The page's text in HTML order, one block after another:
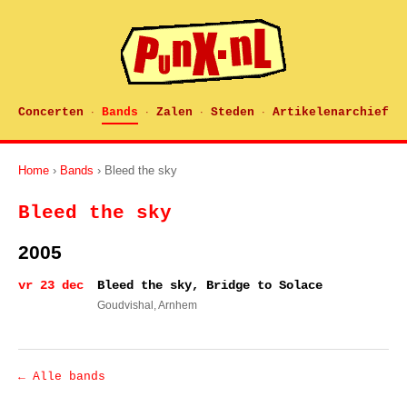
Concerten · Bands · Zalen · Steden · Artikelenarchief
Home › Bands › Bleed the sky
Bleed the sky
2005
vr 23 dec Bleed the sky, Bridge to Solace
Goudvishal , Arnhem
← Alle bands